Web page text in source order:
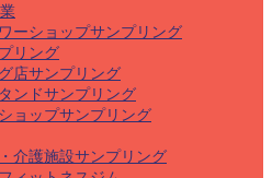
ーショップサンプリング
リング
店サンプリング
ンドサンプリング
ョップサンプリング
介護施設サンプリング